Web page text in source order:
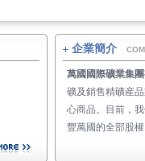
企業簡介
萬國國際礦業集
礦及銷售精礦産
心商品。目前，
豐萬國的全部股權